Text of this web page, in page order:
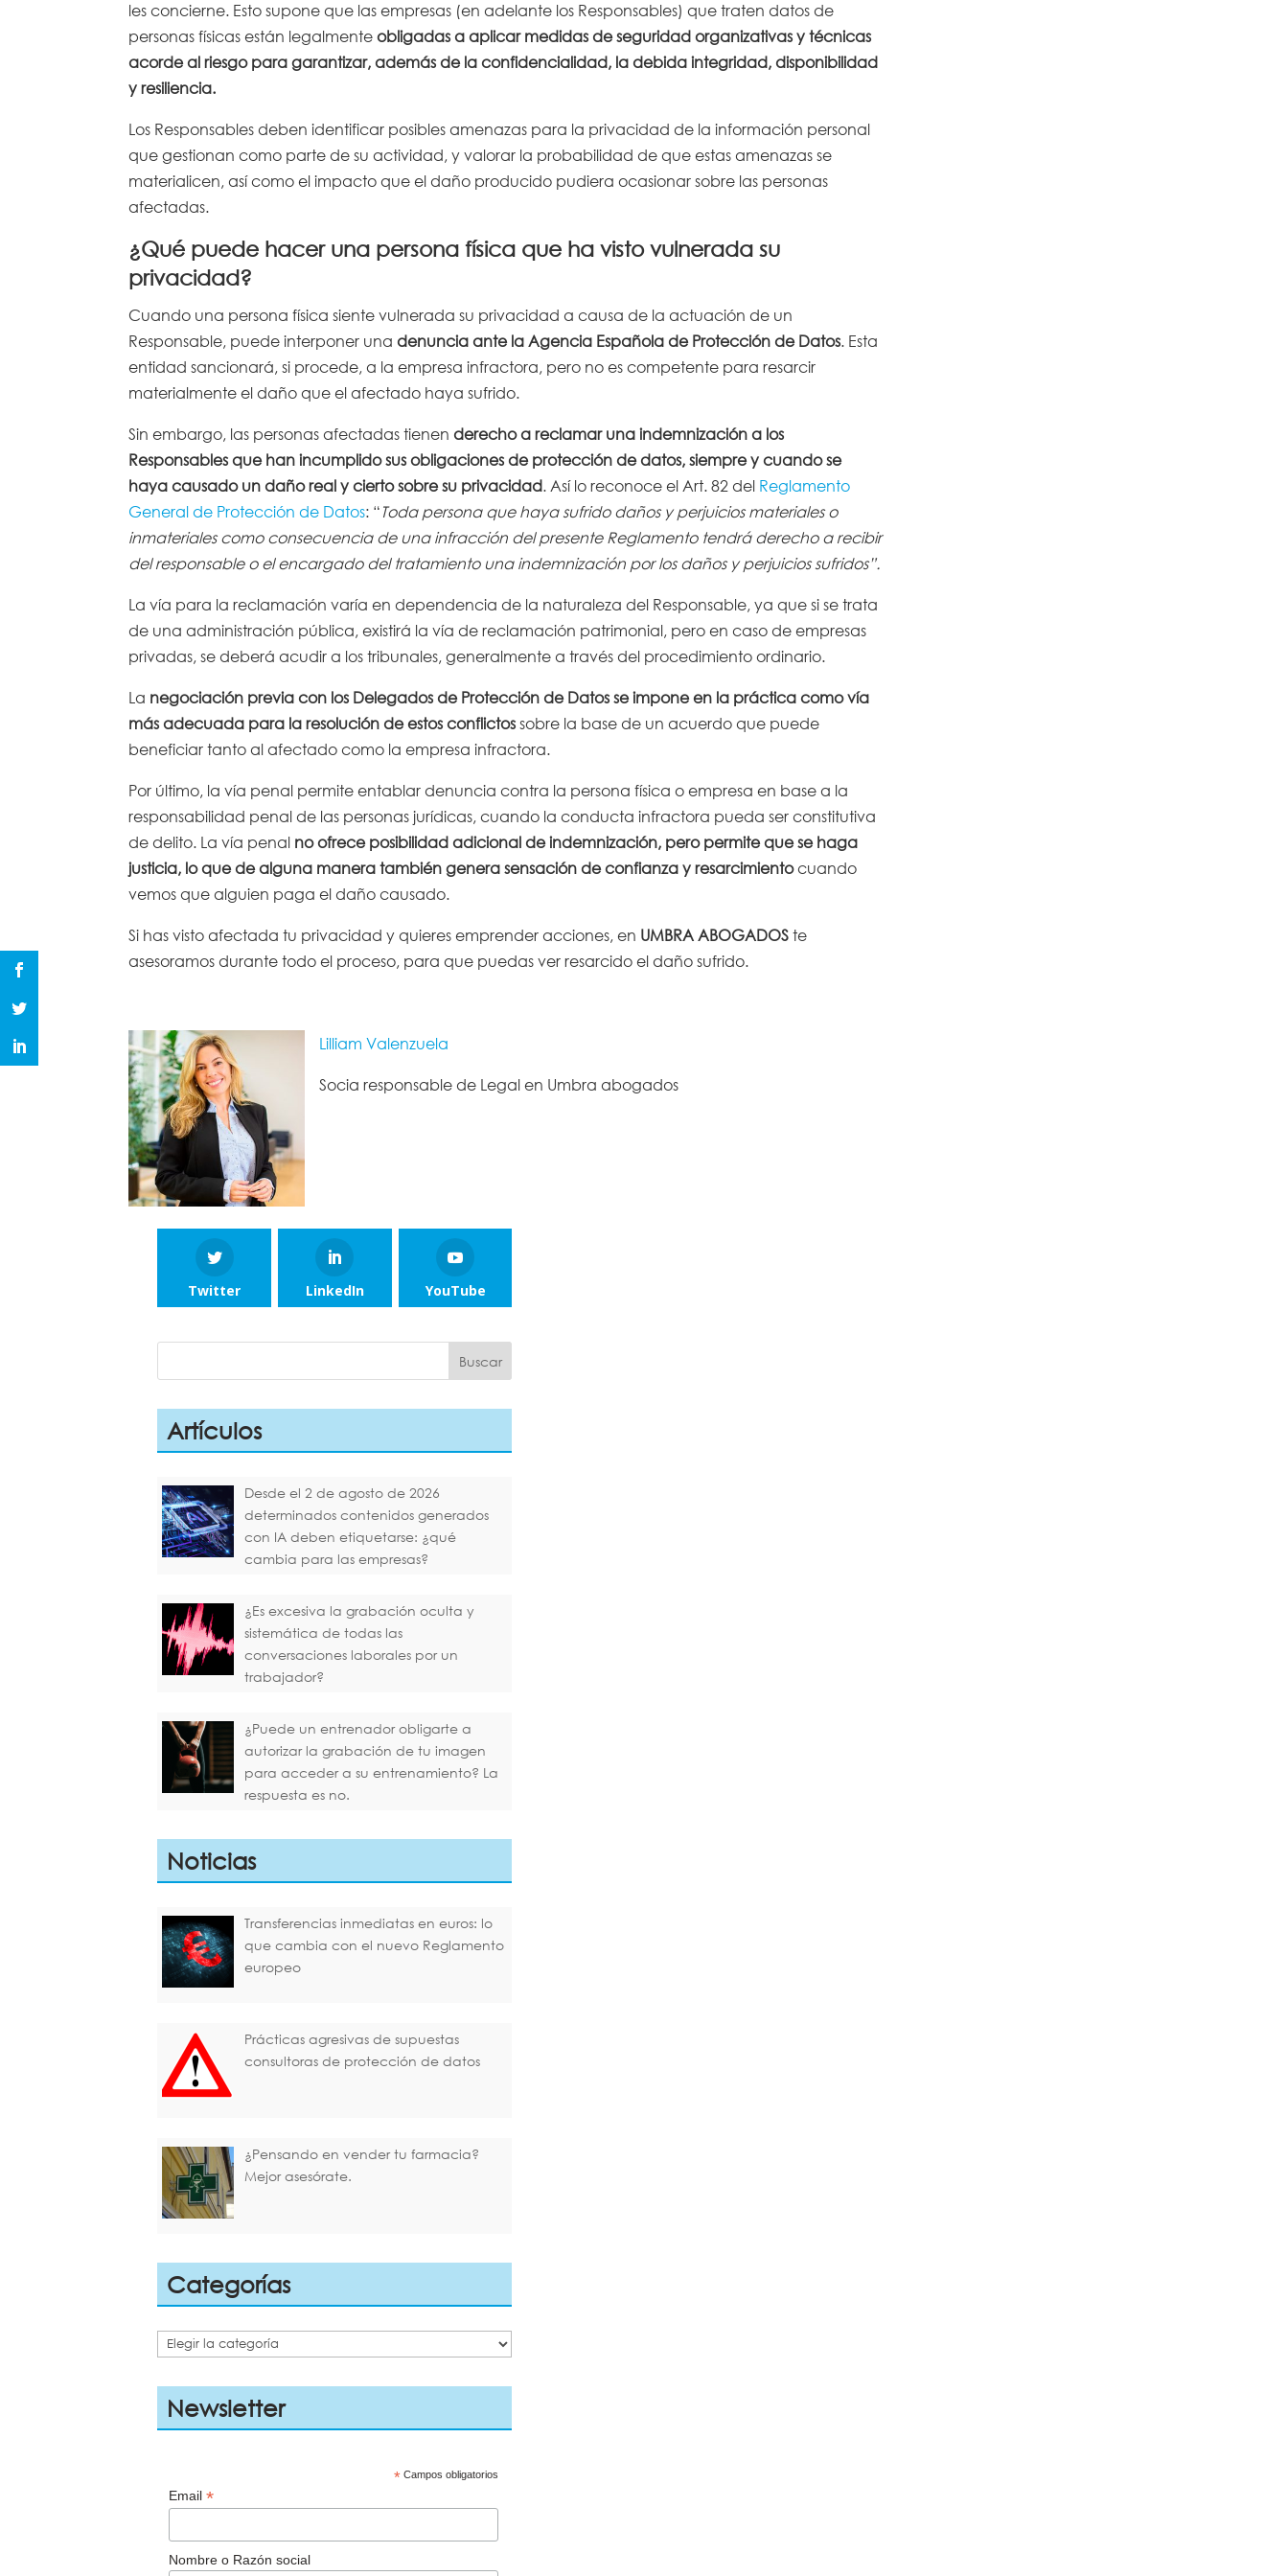
les concierne. Esto supone que las empresas (en adelante los Responsables) que traten datos de
personas físicas están legalmenteobligadas a aplicar medidas de seguridad organizativas y técnicas
acorde al riesgo para garantizar, además de la confidencialidad, la debida integridad, disponibilidad
y resiliencia.
Los Responsables deben identificar posibles amenazas para la privacidad de la información personal
que gestionan como parte de su actividad, y valorar la probabilidad de que estas amenazas se
materialicen, así como el impacto que el daño producido pudiera ocasionar sobre las personas
afectadas.
¿Qué puede hacer una persona física que ha visto vulnerada su
privacidad?
Cuando una persona física siente vulnerada su privacidad a causa de la actuación de un
Responsable, puede interponer una denuncia ante la Agencia Española de Protección de Datos. Esta
entidad sancionará, si procede, a la empresa infractora, pero no es competente para resarcir
materialmente el daño que el afectado haya sufrido.
Sin embargo, las personas afectadas tienen derecho a reclamar una indemnización a los
Responsables que han incumplido sus obligaciones de protección de datos, siempre y cuando se
haya causado un daño real y cierto sobre su privacidad. Así lo reconoce el Art. 82 del Reglamento
General de Protección de Datos: “Toda persona que haya sufrido daños y perjuicios materiales o
inmateriales como consecuencia de una infracción del presente Reglamento tendrá derecho a recibir
del responsable o el encargado del tratamiento una indemnización por los daños y perjuicios sufridos”.
La vía para la reclamación varía en dependencia de la naturaleza del Responsable, ya que si se trata
de una administración pública, existirá la vía de reclamación patrimonial, pero en caso de empresas
privadas, se deberá acudir a los tribunales, generalmente a través del procedimiento ordinario.
La negociación previa con los Delegados de Protección de Datos se impone en la práctica como vía
más adecuada para la resolución de estos conflictossobre la base de un acuerdo que puede
beneficiar tanto al afectado como la empresa infractora.
Por último, la vía penal permite entablar denuncia contra la persona física o empresa en base a la
responsabilidad penal de las personas jurídicas, cuando la conducta infractora pueda ser constitutiva
de delito. La vía penal no ofrece posibilidad adicional de indemnización, pero permite que se haga
justicia, lo que de alguna manera también genera sensación de confianza y resarcimientocuando
vemos que alguien paga el daño causado.
Si has visto afectada tu privacidad y quieres emprender acciones, en UMBRA ABOGADOSte
asesoramos durante todo el proceso, para que puedas ver resarcido el daño sufrido.
Lilliam Valenzuela
Socia responsable de Legal en Umbra abogados
Twitter LinkedIn YouTube
Artículos
Desde el 2 de agosto de 2026
determinados contenidos generados
con IA deben etiquetarse: ¿qué
cambia para las empresas?
¿Es excesiva la grabación oculta y
sistemática de todas las
conversaciones laborales por un
trabajador?
¿Puede un entrenador obligarte a
autorizar la grabación de tu imagen
para acceder a su entrenamiento? La
respuesta es no.
Noticias
Transferencias inmediatas en euros: lo
que cambia con el nuevo Reglamento
europeo
Prácticas agresivas de supuestas
consultoras de protección de datos
¿Pensando en vender tu farmacia?
Mejor asesórate.
Categorías
Categorías
Newsletter
* Campos obligatorios
Email *
Nombre o Razón social